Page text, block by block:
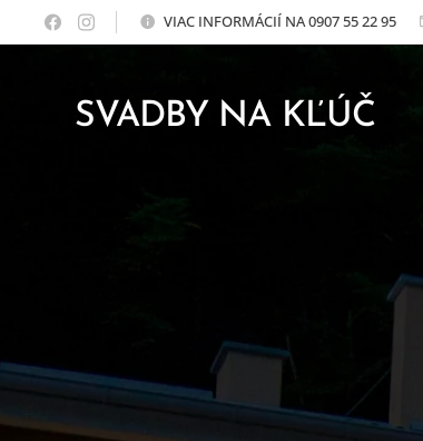
VIAC INFORMÁCIÍ NA 0907 55 22 95
SVADBY NA KĽÚČ